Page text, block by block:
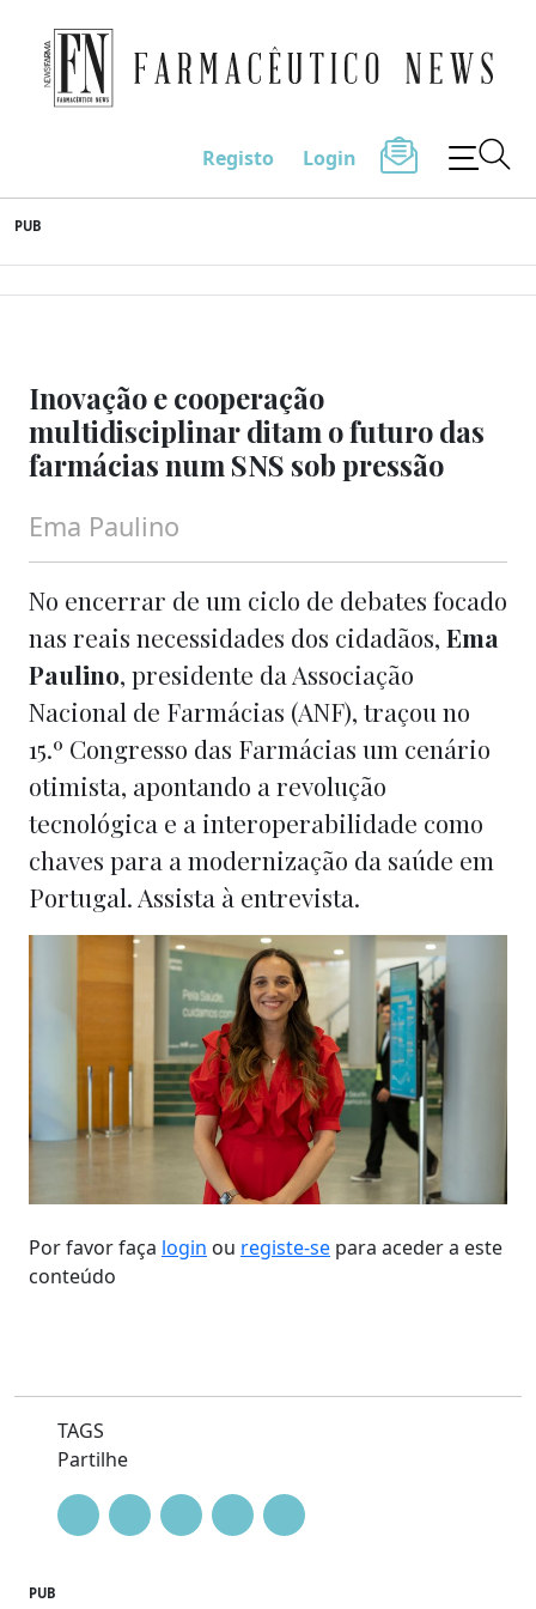
to
content
Farmacêutico News
Registo Login
PUB
Inovação e cooperação
multidisciplinar ditam o futuro das
farmácias num SNS sob pressão
Ema Paulino
No encerrar de um ciclo de debates focado
nas reais necessidades dos cidadãos, Ema
Paulino, presidente da Associação
Nacional de Farmácias (ANF), traçou no
15.º Congresso das Farmácias um cenário
otimista, apontando a revolução
tecnológica e a interoperabilidade como
chaves para a modernização da saúde em
Portugal. Assista à entrevista.
Por favor faça login ou registe-se para aceder a este
conteúdo
TAGS
Partilhe
PUB